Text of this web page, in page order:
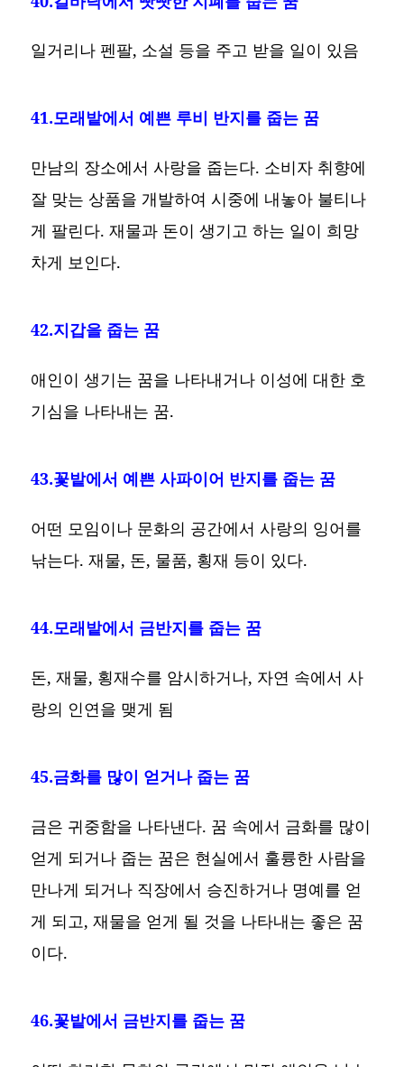
일거리나 펜팔, 소설 등을 주고 받을 일이 있음
41.모래밭에서 예쁜 루비 반지를 줍는 꿈
만남의 장소에서 사랑을 줍는다. 소비자 취향에
잘 맞는 상품을 개발하여 시중에 내놓아 불티나
게 팔린다. 재물과 돈이 생기고 하는 일이 희망
차게 보인다.
42.지갑을 줍는 꿈
애인이 생기는 꿈을 나타내거나 이성에 대한 호
기심을 나타내는 꿈.
43.꽃밭에서 예쁜 사파이어 반지를 줍는 꿈
어떤 모임이나 문화의 공간에서 사랑의 잉어를
낚는다. 재물, 돈, 물품, 횡재 등이 있다.
44.모래밭에서 금반지를 줍는 꿈
돈, 재물, 횡재수를 암시하거나, 자연 속에서 사
랑의 인연을 맺게 됨
45.금화를 많이 얻거나 줍는 꿈
금은 귀중함을 나타낸다. 꿈 속에서 금화를 많이
얻게 되거나 줍는 꿈은 현실에서 훌륭한 사람을
만나게 되거나 직장에서 승진하거나 명예를 얻
게 되고, 재물을 얻게 될 것을 나타내는 좋은 꿈
이다.
46.꽃밭에서 금반지를 줍는 꿈